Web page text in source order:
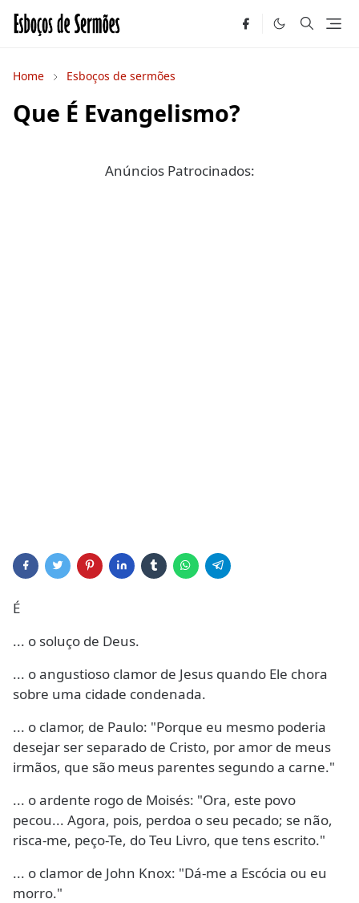
Home Esboços de sermões
Que É Evangelismo?
Anúncios Patrocinados:
É
... o soluço de Deus.
... o angustioso clamor de Jesus quando Ele chora
sobre uma cidade condenada.
... o clamor, de Paulo: "Porque eu mesmo poderia
desejar ser separado de Cristo, por amor de meus
irmãos, que são meus parentes segundo a carne."
... o ardente rogo de Moisés: "Ora, este povo
pecou... Agora, pois, perdoa o seu pecado; se não,
risca-me, peço-Te, do Teu Livro, que tens escrito."
... o clamor de John Knox: "Dá-me a Escócia ou eu
morro."